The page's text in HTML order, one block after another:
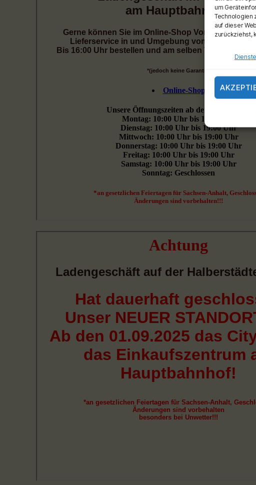
um
Technologien
auf dieser
zurückziehst,